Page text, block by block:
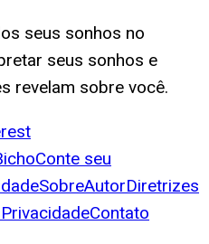
seus sonhos no
seus sonhos e
revelam sobre você.
Conte seu
SobreAutorDiretrizes
PrivacidadeContato